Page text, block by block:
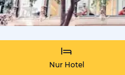
Nur Hotel